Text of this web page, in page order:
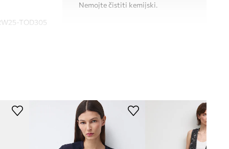
TOD305
Nemojte čistiti kemijski.